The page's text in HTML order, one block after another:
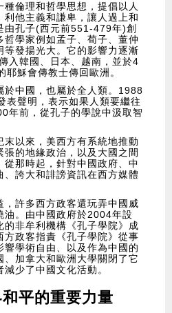
倫理和哲學思想，提倡以人
他主義和謙卑，讓人過上和
由孔子(西元前551-479年)創
哲學家例如孟子、荀子、董仲
等發揚光大。它的影響力逐漸
入韓國、日本、越南，並於4
穌會傳教士傳回歐洲。
於中國，也屬於全人類。1988
表聲明，表示如果人類要繼往
年前，從孔子的學說中汲取智
以來，美西方有系統地推動
的地緣政治，以及大國之間
從那時起，針對中國政府、中
、誇大和誹謗資訊在西方媒體
，許多西方政客還玩弄中國威
油。由中國政府於2004年設
的非牟利機構《孔子學院》成
方政客指責《孔子學院》從事
學術自由、以及作為中國的
加拿大和歐洲大學關閉了它
少了中國文化活動。
平的重要力量